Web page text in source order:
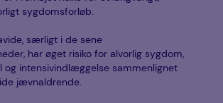
sygdomsforløb.
særligt i de sene
har øget risiko for alvorlig sygdom,
og intensivindlæggelse sammenlignet
jævnaldrende.